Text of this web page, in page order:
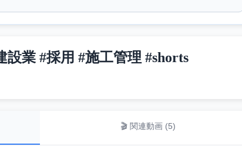
業 #採用 #施工管理 #shorts
🎬 関連動画 (5)